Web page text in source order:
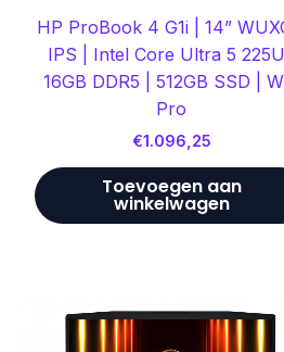
HP ProBook 4 G1i | 14”
IPS | Intel Core Ultra 5 225U |
16GB DDR5 | 512GB SSD |
Pro
€1.096,25
Toevoegen aan
winkelwagen